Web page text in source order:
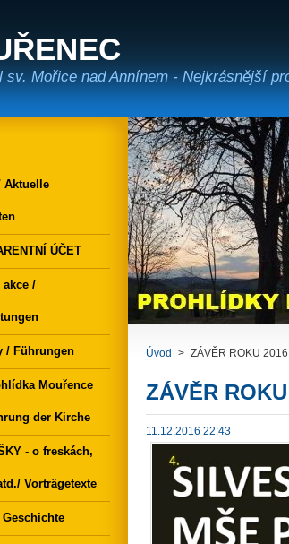
sv. Mořice nad Annínem - Nejkrásnější
Úvod > ZÁVĚR ROKU
ZÁVĚR
11.12.2016 22:43
Aktuelle
ÚČET
akce /
/ Führungen
Mouřence
der Kirche
- o freskách,
Vorträgetexte